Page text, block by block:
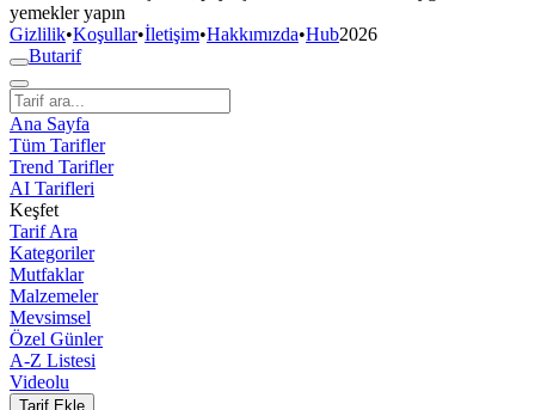
yemekler yapın
Gizlilik•Koşullar•İletişim•Hakkımızda•Hub2026
Butarif
Ana Sayfa
Tüm Tarifler
Trend Tarifler
AI Tarifleri
Keşfet
Tarif Ara
Kategoriler
Mutfaklar
Malzemeler
Mevsimsel
Özel Günler
A-Z Listesi
Videolu
Tarif Ekle